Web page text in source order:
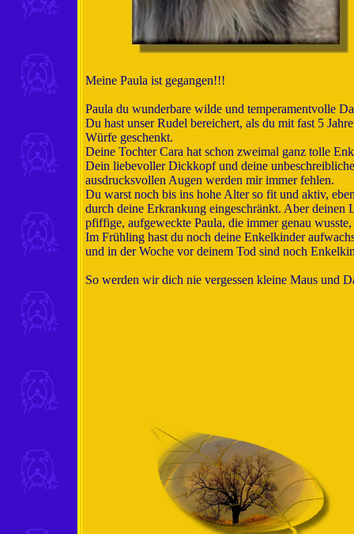
Meine Paula ist gegangen!!!
Paula du wunderbare wilde und temperamentvolle
Du hast unser Rudel bereichert, als du mit fast 5
Würfe geschenkt.
Deine Tochter Cara hat schon zweimal ganz tolle
Dein liebevoller Dickkopf und deine
ausdrucksvollen Augen werden mir immer fehlen.
Du warst noch bis ins hohe Alter so fit und aktiv,
durch deine Erkrankung eingeschränkt. Aber
pfiffige, aufgeweckte Paula, die immer genau
Im Frühling hast du noch deine Enkelkinder
und in der Woche vor deinem Tod sind noch
So werden wir dich nie vergessen kleine Maus und